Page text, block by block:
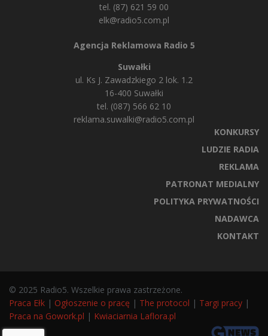
tel. (87) 621 59 00
elk@radio5.com.pl
Agencja Reklamowa Radio 5
Suwałki
ul. Ks J. Zawadzkiego 2 lok. 1.2
16-400 Suwałki
tel. (087) 566 62 10
reklama.suwalki@radio5.com.pl
KONKURSY
LUDZIE RADIA
REKLAMA
PATRONAT MEDIALNY
POLITYKA PRYWATNOŚCI
NADAWCA
KONTAKT
© 2025 Radio5. Wszelkie prawa zastrzeżone.
Praca Ełk | Ogłoszenie o pracę | The protocol | Targi pracy |
Praca na Gowork.pl | Kwiaciarnia Laflora.pl